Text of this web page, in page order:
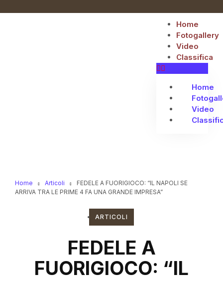
Home
Fotogallery
Video
Classifica
Home
Video
Home Articoli
FEDELE A FUORIGIOCO: “IL NAPOLI SE
ARRIVA TRA LE PRIME 4 FA UNA GRANDE IMPRESA”
ARTICOLI
FEDELE A
FUORIGIOCO: “IL